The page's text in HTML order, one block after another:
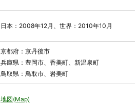
日本：2008年12月、世界：2010年10月
京都府：京丹後市
兵庫県：豊岡市、香美町、新温泉町
鳥取県：鳥取市、岩美町
地図(Map)